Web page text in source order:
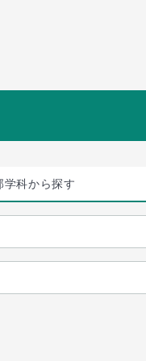
学科から探す